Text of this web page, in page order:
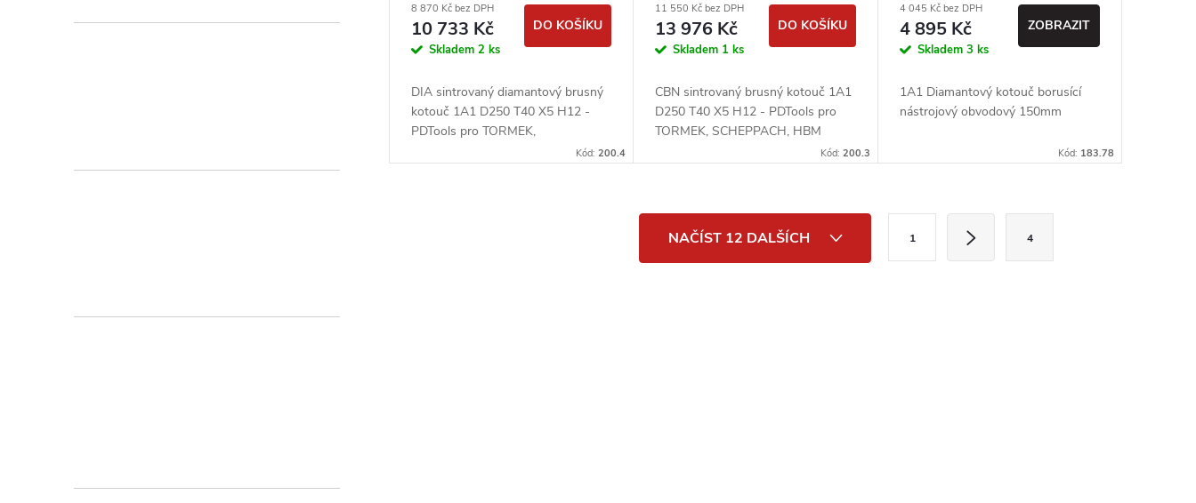
8 870 Kč bez DPH
10 733 Kč
Skladem 2 ks
DO KOŠÍKU
DIA sintrovaný diamantový brusný
kotouč 1A1 D250 T40 X5 H12 -
PDTools pro TORMEK,
SCHEPPACH, HBM Machines,Kód:200.4
11 550 Kč bez DPH
13 976 Kč
Skladem 1 ks
DO KOŠÍKU
CBN sintrovaný brusný kotouč 1A1
D250 T40 X5 H12 - PDTools pro
TORMEK, SCHEPPACH, HBM
Kód: 200.3
4 045 Kč bez DPH
4 895 Kč
Skladem 3 ks
ZOBRAZIT
1A1 Diamantový kotouč borusící
nástrojový obvodový 150mm
Kód: 183.78
NAČÍST 12 DALŠÍCH 1 4